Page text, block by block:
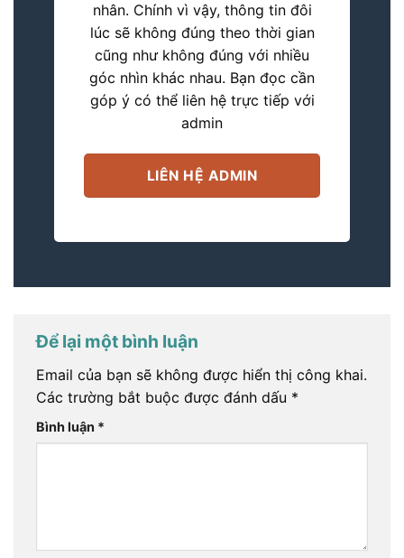
nhân. Chính vì vậy, thông tin đôi
lúc sẽ không đúng theo thời gian
cũng như không đúng với nhiều
góc nhìn khác nhau. Bạn đọc cần
góp ý có thể liên hệ trực tiếp với
admin
LIÊN HỆ ADMIN
Để lại một bình luận
Email của bạn sẽ không được hiển thị công khai.
Các trường bắt buộc được đánh dấu *
Bình luận *